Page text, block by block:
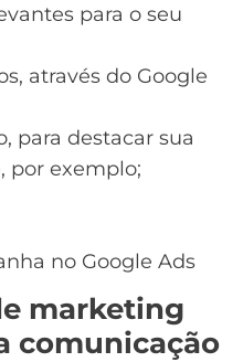
para o seu
através do Google
para destacar sua
por exemplo;
no Google Ads
marketing
comunicação